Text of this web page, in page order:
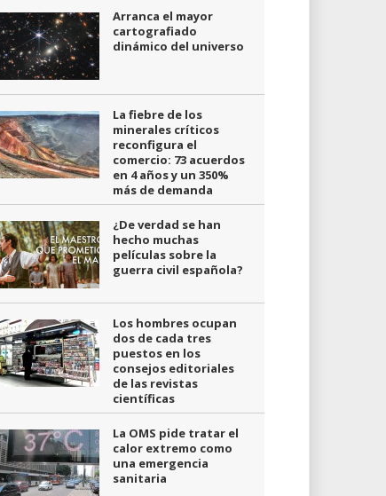
Arranca el mayor
cartografiado
dinámico del universo
La fiebre de los
minerales críticos
reconfigura el
comercio: 73 acuerdos
en 4 años y un 350%
más de demanda
¿De verdad se han
hecho muchas
películas sobre la
guerra civil española?
Los hombres ocupan
dos de cada tres
puestos en los
consejos editoriales
de las revistas
científicas
La OMS pide tratar el
calor extremo como
una emergencia
sanitaria